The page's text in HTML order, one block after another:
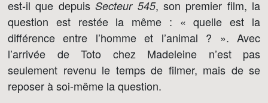
est-il que depuisSecteur 545, son premier film, la
question est restée la même : « quelle est la
différence entre l’homme et l’animal ? ». Avec
l’arrivée de Toto chez Madeleine n’est pas
seulement revenu le temps de filmer, mais de se
reposer à soi-même la question.